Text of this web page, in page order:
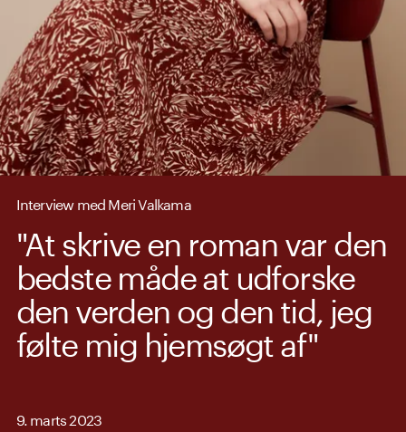
Interview med Meri Valkama
"At skrive en roman var den
bedste måde at udforske
den verden og den tid, jeg
følte mig hjemsøgt af"
9. marts 2023